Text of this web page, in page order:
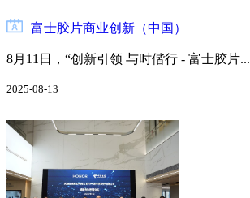
社
会
公
康
与
疗
制
富士胶片商业创新（中国）
8月11日，“创新引领 与时偕行 - 富士胶片...
2025-08-13